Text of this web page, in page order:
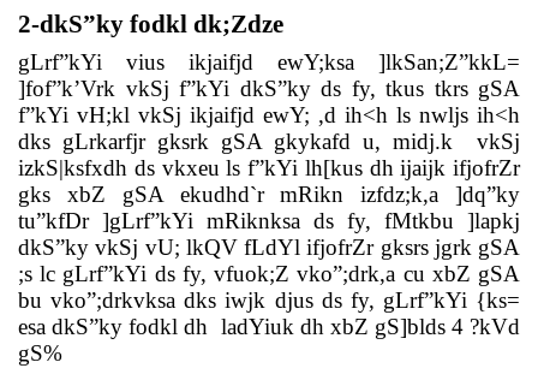
2-dkS”ky fodkl dk;Zdze
gLrf”kYi vius ikjaifjd ewY;ksa ]lkSan;Z”kkL=
]fof”k’Vrk vkSj f”kYi dkS”ky ds fy, tkus tkrs gSA
f”kYi vH;kl vkSj ikjaifjd ewY; ,d ih<h ls nwljs ih<h
dks gLrkarfjr gksrk gSA gkykafd u, midj.k
vkSj
izkS|ksfxdh ds vkxeu ls f”kYi lh[kus dh ijaijk ifjofrZr
gks xbZ gSA ekudhd`r mRikn izfdz;k,a ]dq”ky
tu”kfDr ]gLrf”kYi mRiknksa ds fy, fMtkbu ]lapkj
dkS”ky vkSj vU; lkQV fLdYl ifjofrZr gksrs jgrk gSA
;s lc gLrf”kYi ds fy, vfuok;Z vko”;drk,a cu xbZ gSA
bu vko”;drkvksa dks iwjk djus ds fy, gLrf”kYi {ks=
esa dkS”ky fodkl dh ladYiuk dh xbZ gS]blds 4 ?kVd
gS%